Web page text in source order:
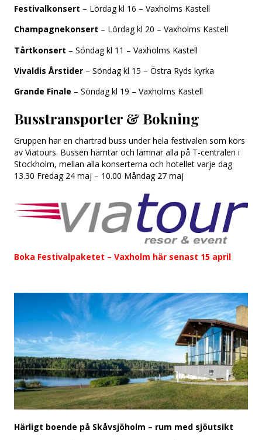
Festivalkonsert – Lördag kl 16 – Vaxholms Kastell
Champagnekonsert – Lördag kl 20 – Vaxholms Kastell
Tårtkonsert – Söndag kl 11 – Vaxholms Kastell
Vivaldis Årstider – Söndag kl 15 – Östra Ryds kyrka
Grande Finale – Söndag kl 19 – Vaxholms Kastell
Busstransporter & Bokning
Gruppen har en chartrad buss under hela festivalen som körs
av Viatours. Bussen hämtar och lämnar alla på T-centralen i
Stockholm, mellan alla konserterna och hotellet varje dag
13.30 Fredag 24 maj – 10.00 Måndag 27 maj
Boka Festivalpaketet – Vaxholm här senast 15 april
Härligt boende på Skåvsjöholm – rum med sjöutsikt